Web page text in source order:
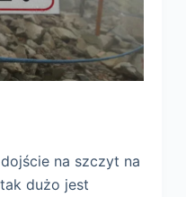
na szczyt na
dużo jest